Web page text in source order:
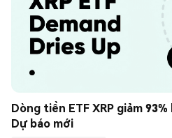
Dòng tiền ETF XRP giảm
Dự báo mới